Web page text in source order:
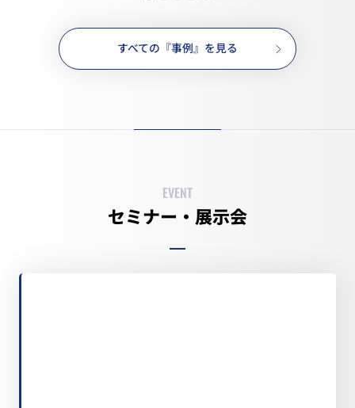
フリー株式会社
ソフトウエア IT 管理系クラウド
すべての『事例』を見る
EVENT
セミナー・展示会